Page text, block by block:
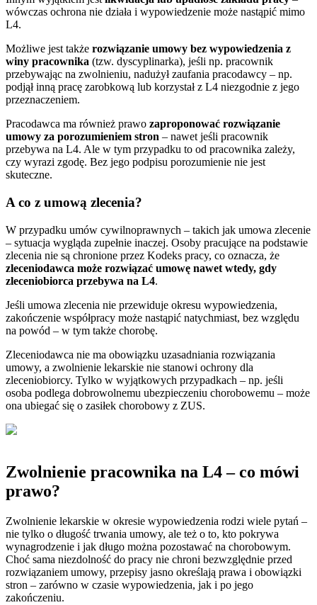
wówczas ochrona nie działa i wypowiedzenie może nastąpić mimo
L4.
Możliwe jest także rozwiązanie umowy bez wypowiedzenia z
winy pracownika (tzw. dyscyplinarka), jeśli np. pracownik
przebywając na zwolnieniu, nadużył zaufania pracodawcy – np.
podjął inną pracę zarobkową lub korzystał z L4 niezgodnie z jego
przeznaczeniem.
Pracodawca ma również prawo zaproponować rozwiązanie
umowy za porozumieniem stron – nawet jeśli pracownik
przebywa na L4. Ale w tym przypadku to od pracownika zależy,
czy wyrazi zgodę. Bez jego podpisu porozumienie nie jest
skuteczne.
A co z umową zlecenia?
W przypadku umów cywilnoprawnych – takich jak umowa zlecenie
– sytuacja wygląda zupełnie inaczej. Osoby pracujące na podstawie
zlecenia nie są chronione przez Kodeks pracy, co oznacza, że
zleceniodawca może rozwiązać umowę nawet wtedy, gdy
zleceniobiorca przebywa na L4.
Jeśli umowa zlecenia nie przewiduje okresu wypowiedzenia,
zakończenie współpracy może nastąpić natychmiast, bez względu
na powód – w tym także chorobę.
Zleceniodawca nie ma obowiązku uzasadniania rozwiązania
umowy, a zwolnienie lekarskie nie stanowi ochrony dla
zleceniobiorcy. Tylko w wyjątkowych przypadkach – np. jeśli
osoba podlega dobrowolnemu ubezpieczeniu chorobowemu – może
ona ubiegać się o zasiłek chorobowy z ZUS.
Zwolnienie pracownika na L4 – co mówi
prawo?
Zwolnienie lekarskie w okresie wypowiedzenia rodzi wiele pytań –
nie tylko o długość trwania umowy, ale też o to, kto pokrywa
wynagrodzenie i jak długo można pozostawać na chorobowym.
Choć sama niezdolność do pracy nie chroni bezwzględnie przed
rozwiązaniem umowy, przepisy jasno określają prawa i obowiązki
stron – zarówno w czasie wypowiedzenia, jak i po jego
zakończeniu.